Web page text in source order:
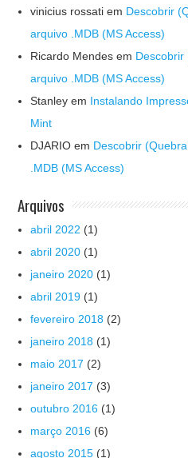
vinicius rossati em Descobrir
arquivo .MDB (MS Access)
Ricardo Mendes em Descobrir
arquivo .MDB (MS Access)
Stanley em Instalando
Mint
DJARIO em Descobrir
.MDB (MS Access)
Arquivos
abril 2022 (1)
abril 2020 (1)
janeiro 2020 (1)
abril 2019 (1)
fevereiro 2018 (2)
janeiro 2018 (1)
maio 2017 (2)
janeiro 2017 (3)
outubro 2016 (1)
março 2016 (6)
agosto 2015 (1)